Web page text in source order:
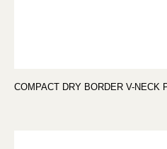
COMPACT DRY BORDER V-